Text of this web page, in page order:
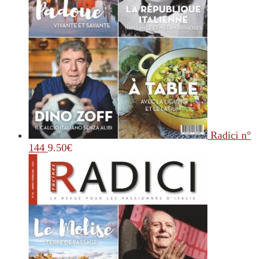
Radici n°
144 9.50€